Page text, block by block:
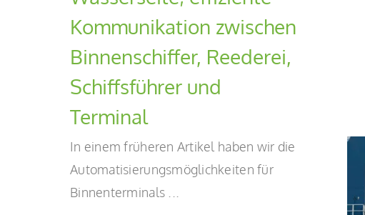
Kommunikation zwischen
Binnenschiffer, Reederei,
Schiffsführer und
Terminal
In einem früheren Artikel haben wir die
Automatisierungsmöglichkeiten für
Binnenterminals ...